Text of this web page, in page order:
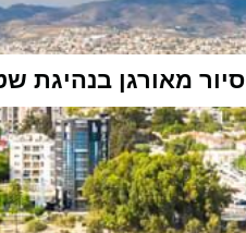
סיור מאורגן בנהיגת